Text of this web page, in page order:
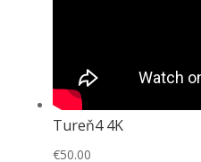
Tureň4 4K
€50.00